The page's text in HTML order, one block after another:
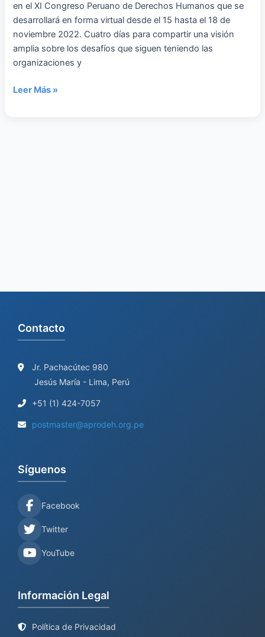
en el XI Congreso Peruano de Derechos Humanos que se
desarrollará en forma virtual desde el 15 hasta el 18 de
noviembre 2022. Cuatro días para compartir una visión
amplia sobre los desafíos que siguen teniendo las
organizaciones y
Leer Más »
Contacto
Jr. Pachacútec 980
Jesús María - Lima, Perú
+51 (1) 424-7057
postmaster@aprodeh.org.pe
Síguenos
Facebook
Twitter
YouTube
Información Legal
Política de Privacidad